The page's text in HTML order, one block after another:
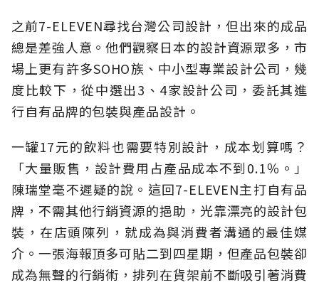
之前7-ELEVEN尋找台灣公司設計，但出來的成品
總是差強人意。他們觀察日本的設計資源眾多，市
場上更有許多SOHO族、中小型專業設計公司，幾
度比較下，從中選出3、4家設計公司，委託其進
行自有品牌的包裝與產品設計。
一罐17元的飲料也需要特別設計，成本划算嗎？
「大量販售，設計費用占產品成本不到0.1％。」
陳瑞堂毫不遲疑的說。這回7-ELEVEN主打自有品
牌，不需其他行銷資源的挹助，光靠漂亮的設計包
裝，在店頭陳列，就成為與消費者溝通的最佳媒
介。一張海報頂多可貼二到四星期，但產品包裝卻
成為無聲的行銷術，排列在貨架前不斷吸引著消費